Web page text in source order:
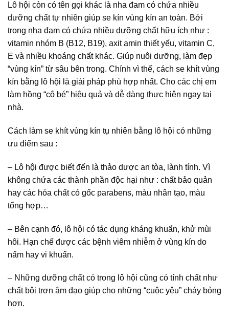
Lô hội còn có tên gọi khác là nha đam có chứa nhiều
dưỡng chất tự nhiên giúp se kín vùng kín an toàn. Bởi
trong nha đam có chứa nhiều dưỡng chất hữu ích như :
vitamin nhóm B (B12, B19), axit amin thiết yếu, vitamin C,
E và nhiều khoáng chất khác. Giúp nuôi dưỡng, làm đẹp
“vùng kín” từ sâu bên trong. Chính vì thế, cách se khít vùng
kín bằng lô hội là giải pháp phù hợp nhất. Cho các chị em
làm hồng “cô bé” hiệu quả và dễ dàng thực hiện ngay tại
nhà.
Cách làm se khít vùng kín tụ nhiên bằng lô hội có những
ưu điểm sau :
– Lô hội được biết đến là thảo dược an tòa, lành tính. Vì
không chứa các thành phần độc hại như : chất bảo quản
hay các hóa chất có gốc parabens, màu nhân tạo, màu
tổng hợp…
– Bên cạnh đó, lô hội có tác dụng kháng khuẩn, khử mùi
hôi. Hạn chế được các bệnh viêm nhiễm ở vùng kín do
nấm hay vi khuẩn.
– Những dưỡng chất có trong lô hội cũng có tính chất như
chất bôi trơn âm đạo giúp cho những “cuộc yêu” cháy bỏng
hơn.